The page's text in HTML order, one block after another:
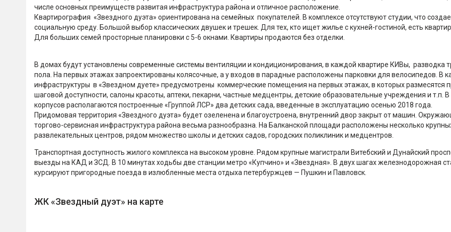
числе основных преимуществ развитая инфраструктура района и отличное расположение.
Квартирография «Звездного дуэта» ориентирована на семейных покупателей. В комплексе отсутствуют студии, что
социальную среду. Большой выбор классических двушек и трешек. Для тех, кто ищет жилье с кухней-гостиной, есть
Для больших семей просторные планировки с 5-6 окнами. Квартиры продаются без отделки.
В домах будут установлены современные системы вентиляции и кондиционирования, в каждой квартире КИВы, разводка
пола. На первых этажах запроектированы колясочные, а у входов в парадные расположены парковки для велосипедов. В
инфраструктуры в «Звездном дуете» предусмотрены коммерческие помещения на первых этажах, в которых размесятся
шаговой доступности, салоны красоты, аптеки, пекарни, частные медцентры, детские образовательные учреждения и т.п.
корпусов располагаются построенные «Группой ЛСР» два детских сада, введенные в эксплуатацию осенью 2018 года.
Придомовая территория «Звездного дуэта» будет озеленена и благоустроена, внутренний двор закрыт от машин.
торгово-сервисная инфраструктура района весьма разнообразна. На Балканской площади расположены несколько
развлекательных центров, рядом множество школы и детских садов, городских поликлиник и медцентров.
Транспортная доступность жилого комплекса на высоком уровне. Рядом крупные магистрали Витебский и Дунайский
выезды на КАД и ЗСД. В 10 минутах ходьбы две станции метро «Купчино» и «Звездная». В двух шагах железнодорожная
курсируют пригородные поезда в излюбленные места отдыха петербуржцев — Пушкин и Павловск.
ЖК «Звездный дуэт» на карте